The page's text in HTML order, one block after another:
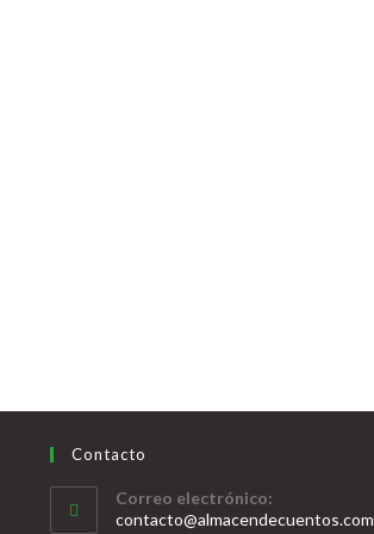
Contacto
Correo electrónico:
contacto@almacendecuentos.com